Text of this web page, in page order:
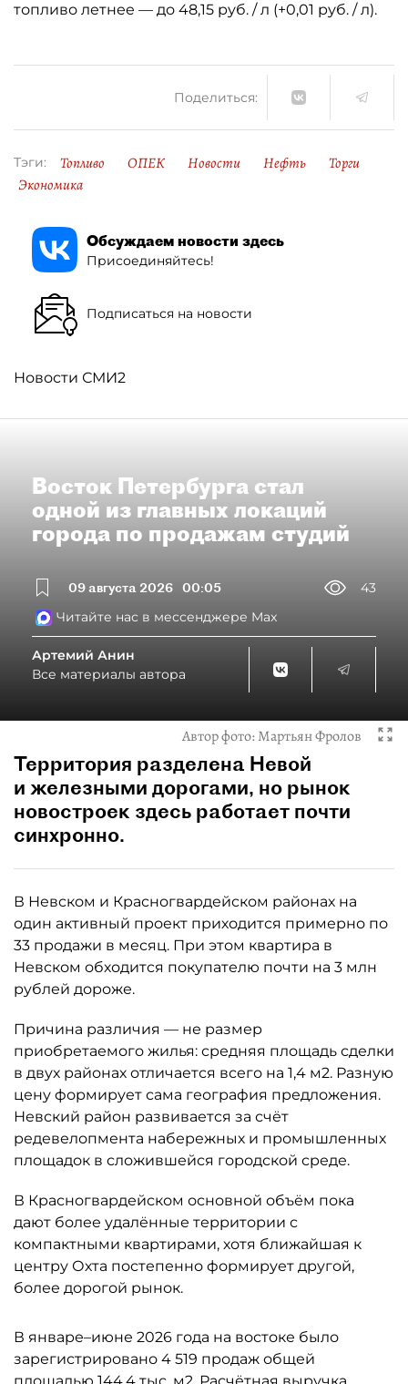
топливо летнее — до 48,15 руб. / л (+0,01 руб. / л).
Поделиться:
Тэги: Топливо ОПЕК Новости Нефть
Торги
Экономика
Обсуждаем новости здесь
Присоединяйтесь!
Подписаться на новости
Новости СМИ2
Восток Петербурга стал
одной из главных локаций
города по продажам студий
09 августа 2026 00:05
43
Читайте нас в мессенджере Max
Артемий Анин
Все материалы автора
Автор фото:Мартьян Фролов
Территория разделена Невой
и железными дорогами, но рынок
новостроек здесь работает почти
синхронно.
В Невском и Красногвардейском районах на
один активный проект приходится примерно по
33 продажи в месяц. При этом квартира в
Невском обходится покупателю почти на 3 млн
рублей дороже.
Причина различия — не размер
приобретаемого жилья: средняя площадь сделки
в двух районах отличается всего на 1,4 м2. Разную
цену формирует сама география предложения.
Невский район развивается за счёт
редевелопмента набережных и промышленных
площадок в сложившейся городской среде.
В Красногвардейском основной объём пока
дают более удалённые территории с
компактными квартирами, хотя ближайшая к
центру Охта постепенно формирует другой,
более дорогой рынок.
В январе–июне 2026 года на востоке было
зарегистрировано 4 519 продаж общей